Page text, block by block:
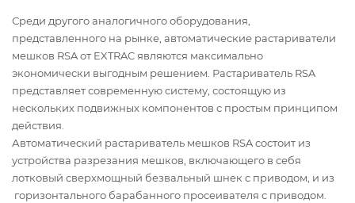
Среди другого аналогичного оборудования,
представленного на рынке, автоматические растариватели
мешков RSA от EXTRAC являются максимально
экономически выгодным решением. Растариватель RSA
представляет современную систему, состоящую из
нескольких подвижных компонентов с простым принципом
действия.
Автоматический растариватель мешков RSA состоит из
устройства разрезания мешков, включающего в себя
лотковый сверхмощный безвальный шнек с приводом, и из
горизонтального барабанного просеивателя с приводом.